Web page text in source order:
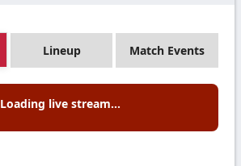
Lineup Match Events
Loading live stream...